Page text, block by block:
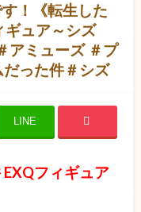
！《転生した
ギュア～シズ
アミューズ ＃プ
った件＃シズ
LINE
フィギュア